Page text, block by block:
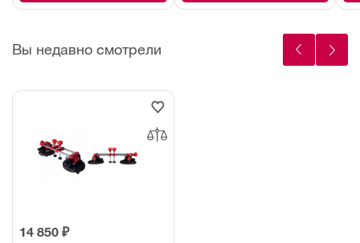
Вы недавно смотрели
14 850 ₽